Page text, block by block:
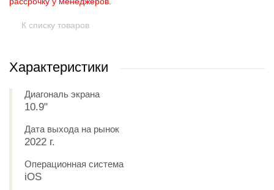
К списку товаров
Характеристики
Диагональ экрана
10.9"
Дата выхода на рынок
2022 г.
Операционная система
iOS